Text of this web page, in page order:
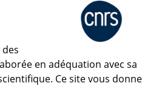
Le Mag
en adéquation avec sa
Ce site vous donne